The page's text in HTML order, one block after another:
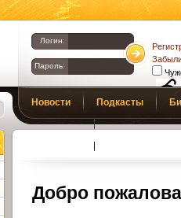
Логин:
Пароль:
Новости Подкасты
Добро